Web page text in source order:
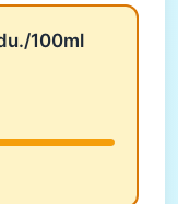
100ml